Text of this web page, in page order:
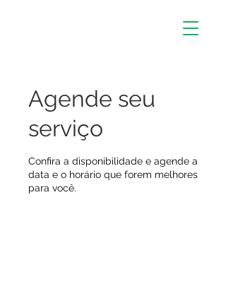
Agende seu
serviço
Confira a disponibilidade e agende a
data e o horário que forem melhores
para você.